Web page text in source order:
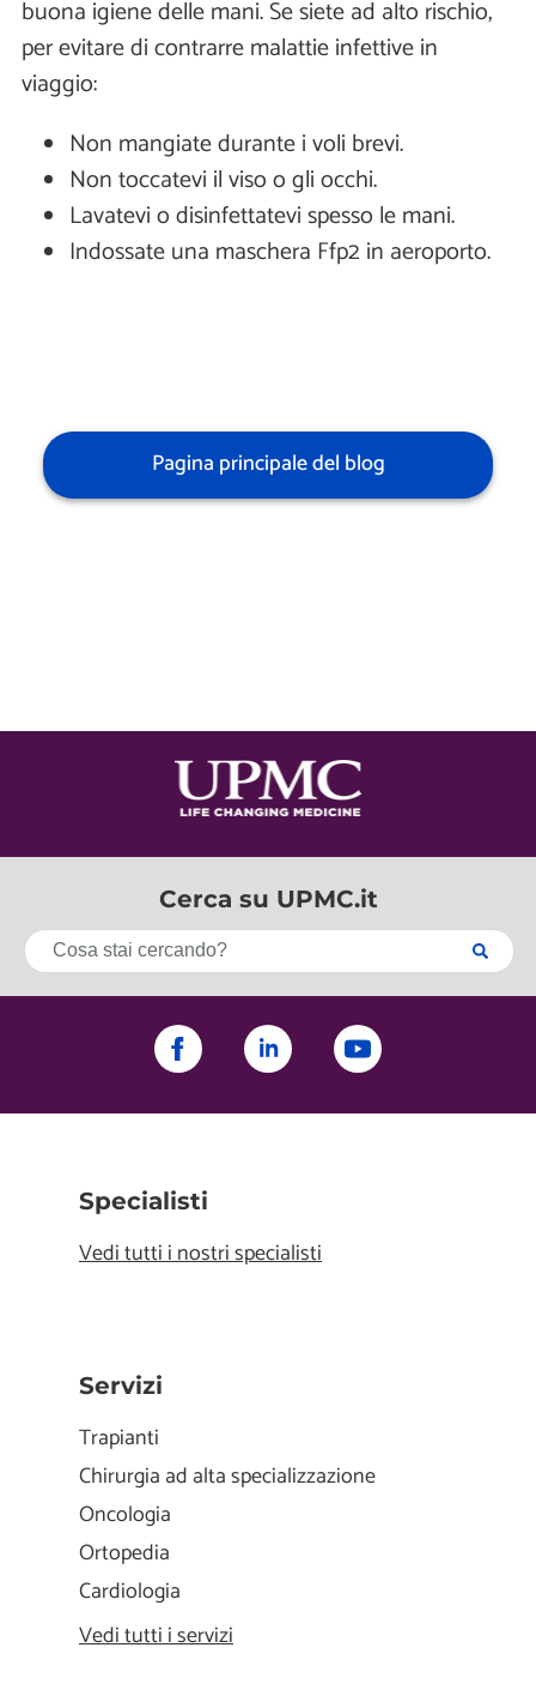
buona igiene delle mani. Se siete ad alto rischio,
per evitare di contrarre malattie infettive in
viaggio:
Non mangiate durante i voli brevi.
Non toccatevi il viso o gli occhi.
Lavatevi o disinfettatevi spesso le mani.
Indossate una maschera Ffp2 in aeroporto.
Pagina principale del blog
Cerca su UPMC.it
Specialisti
Vedi tutti i nostri specialisti
Servizi
Trapianti
Chirurgia ad alta specializzazione
Oncologia
Ortopedia
Cardiologia
Vedi tutti i servizi